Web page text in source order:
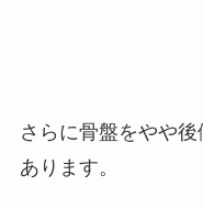
さらに骨盤をやや
あります。